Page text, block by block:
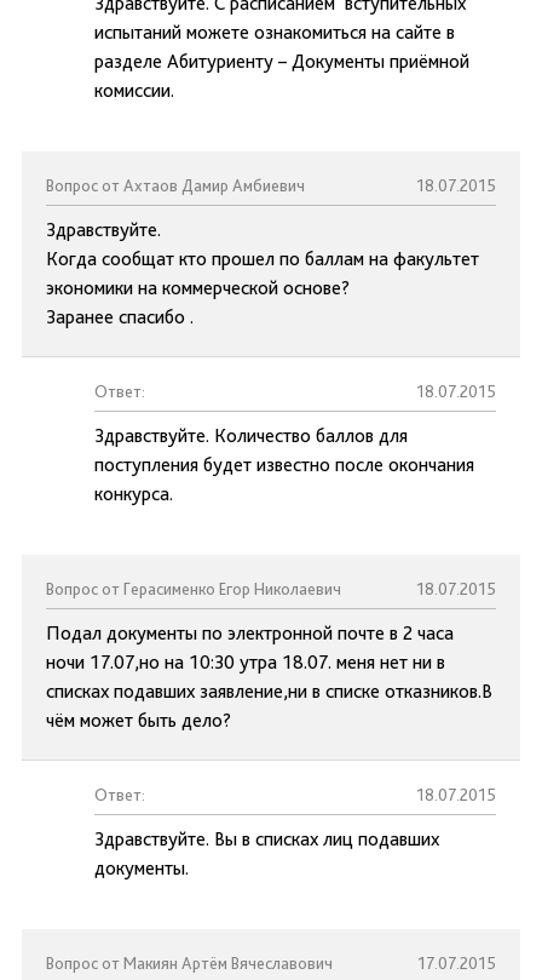
испытаний можете ознакомиться на сайте в
разделе Абитуриенту – Документы приёмной
комиссии.
Вопрос от Ахтаов Дамир Амбиевич 18.07.2015
Здравствуйте.
Когда сообщат кто прошел по баллам на факультет
экономики на коммерческой основе?
Заранее спасибо .
Ответ: 18.07.2015
Здравствуйте. Количество баллов для
поступления будет известно после окончания
конкурса.
Вопрос от Герасименко Егор Николаевич 18.07.2015
Подал документы по электронной почте в 2 часа
ночи 17.07,но на 10:30 утра 18.07. меня нет ни в
списках подавших заявление,ни в списке отказников.В
чём может быть дело?
Ответ: 18.07.2015
Здравствуйте. Вы в списках лиц подавших
документы.
Вопрос от Макиян Артём Вячеславович 17.07.2015